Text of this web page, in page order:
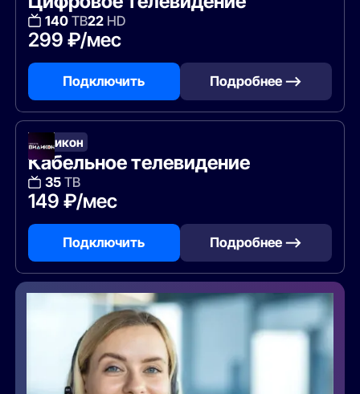
140ТВ22HD
299 ₽/мес
Подключить Подробнее —>
Видикон
Кабельное телевидение
35ТВ
149 ₽/мес
Подключить Подробнее —>